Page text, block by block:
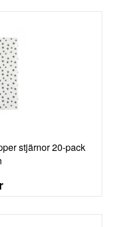
stjärnor 20-pack